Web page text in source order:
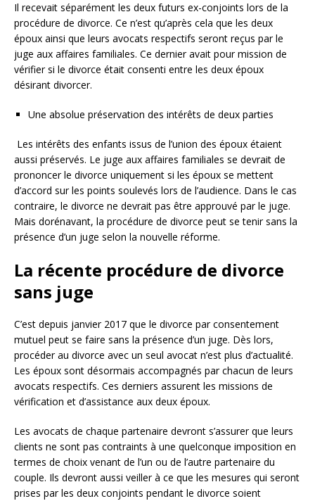
Il recevait séparément les deux futurs ex-conjoints lors de la
procédure de divorce. Ce n’est qu’après cela que les deux
époux ainsi que leurs avocats respectifs seront reçus par le
juge aux affaires familiales. Ce dernier avait pour mission de
vérifier si le divorce était consenti entre les deux époux
désirant divorcer.
Une absolue préservation des intérêts de deux parties
Les intérêts des enfants issus de l’union des époux étaient
aussi préservés. Le juge aux affaires familiales se devrait de
prononcer le divorce uniquement si les époux se mettent
d’accord sur les points soulevés lors de l’audience. Dans le cas
contraire, le divorce ne devrait pas être approuvé par le juge.
Mais dorénavant, la procédure de divorce peut se tenir sans la
présence d’un juge selon la nouvelle réforme.
La récente procédure de divorce
sans juge
C’est depuis janvier 2017 que le divorce par consentement
mutuel peut se faire sans la présence d’un juge. Dès lors,
procéder au divorce avec un seul avocat n’est plus d’actualité.
Les époux sont désormais accompagnés par chacun de leurs
avocats respectifs. Ces derniers assurent les missions de
vérification et d’assistance aux deux époux.
Les avocats de chaque partenaire devront s’assurer que leurs
clients ne sont pas contraints à une quelconque imposition en
termes de choix venant de l’un ou de l’autre partenaire du
couple. Ils devront aussi veiller à ce que les mesures qui seront
prises par les deux conjoints pendant le divorce soient